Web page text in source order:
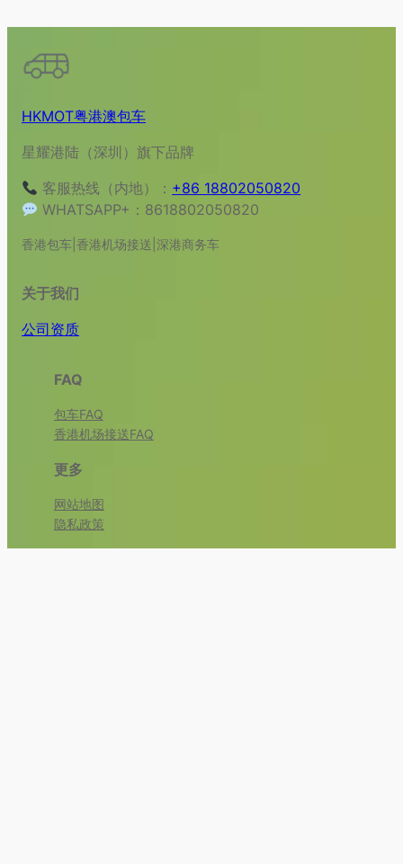
HKMOT粤港澳包车
星耀港陆（深圳）旗下品牌
客服热线（内地）： +86 18802050820
WHATSAPP+：8618802050820
香港包车|香港机场接送|深港商务车
关于我们
公司资质
FAQ
包车FAQ
香港机场接送FAQ
更多
网站地图
隐私政策